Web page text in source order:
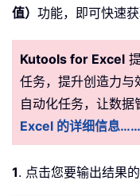
值） 功能，即可快速
Kutools for Excel
任务，提升创造力与
自动化任务，让数据
Excel 的详细信息……
1. 点击您要输出结果